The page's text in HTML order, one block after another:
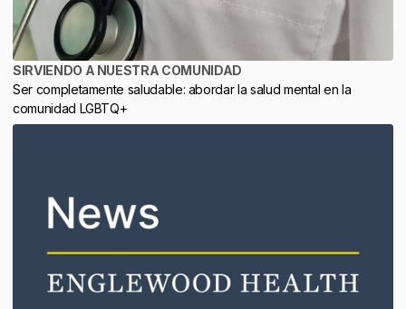
SIRVIENDO A NUESTRA COMUNIDAD
Ser completamente saludable: abordar la salud mental en la
comunidad LGBTQ+